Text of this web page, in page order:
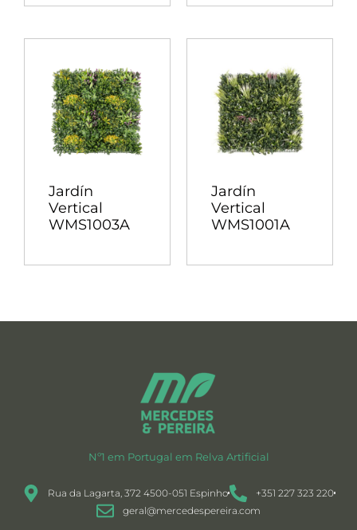
Jardín
Vertical
WMS1003A
Jardín
Vertical
WMS1001A
Nº1 em Portugal em Relva Artificial
Rua da Lagarta, 372 4500-051 Espinho
+351 227 323 220
geral@mercedespereira.com